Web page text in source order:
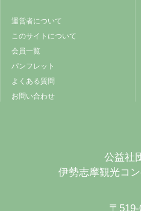
運営者について
このサイトについて
会員一覧
パンフレット
よくある質問
お問い合わせ
公益社
伊勢志摩観光コ
〒